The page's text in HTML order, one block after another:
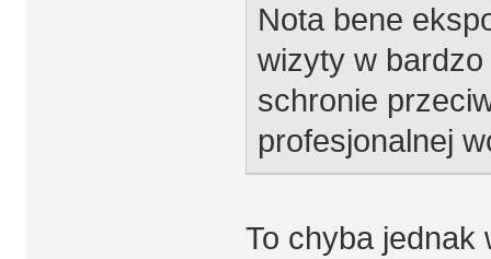
Nota bene
wizyty w
schronie
profesjonalnej
To chyba jednak